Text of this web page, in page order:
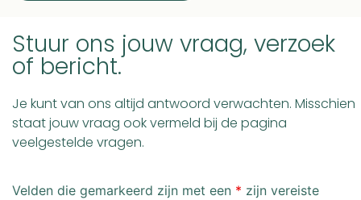
Stuur ons jouw vraag, verzoek
of bericht.
Je kunt van ons altijd antwoord verwachten. Misschien
staat jouw vraag ook vermeld bij de pagina
veelgestelde vragen.
Velden die gemarkeerd zijn met een * zijn vereiste